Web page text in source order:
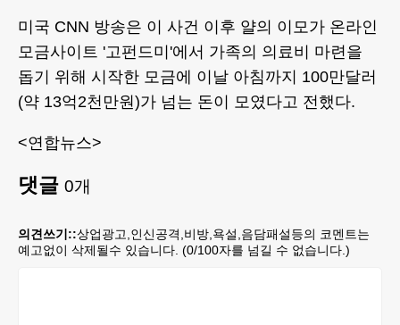
미국 CNN 방송은 이 사건 이후 얄의 이모가 온라인
모금사이트 '고펀드미'에서 가족의 의료비 마련을
돕기 위해 시작한 모금에 이날 아침까지 100만달러
(약 13억2천만원)가 넘는 돈이 모였다고 전했다.
<연합뉴스>
댓글 0개
의견쓰기::상업광고,인신공격,비방,욕설,음담패설등의 코멘트는
예고없이 삭제될수 있습니다. (0/100자를 넘길 수 없습니다.)